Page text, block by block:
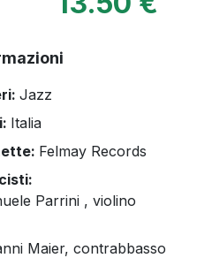
Jazz
Italia
Felmay Records
Parrini , violino
Maier, contrabbasso